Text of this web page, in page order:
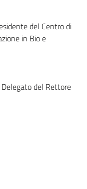
del Centro di
in Bio e
del Rettore